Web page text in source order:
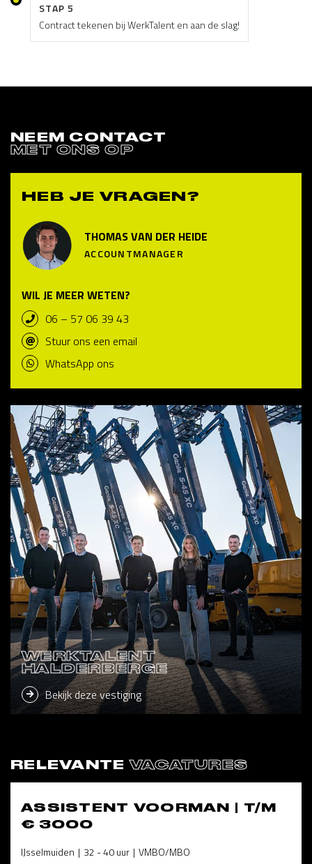
STAP 5
Contract tekenen bij WerkTalent en aan de slag!
NEEM CONTACT
MET ONS OP
HEB JE VRAGEN?
THOMAS VAN DER HEIDE
ACCOUNTMANAGER
WIL JE MEER WETEN?
06 – 57 06 39 43
Stuur ons een email
WhatsApp ons
WERKTALENT
HALDERBERGE
Bekijk deze vestiging
RELEVANTEVACATURES
ASSISTENT VOORMAN | T/M
€ 3000
IJsselmuiden 32 - 40 uur VMBO/MBO